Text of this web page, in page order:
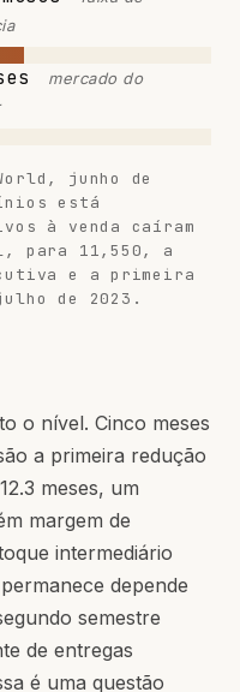
mercado do
junho de
está
à venda caíram
para 11,550, a
e a primeira
de 2023.
o nível. Cinco meses
a primeira redução
meses, um
margem de
intermediário
depende
semestre
de entregas
é uma questão